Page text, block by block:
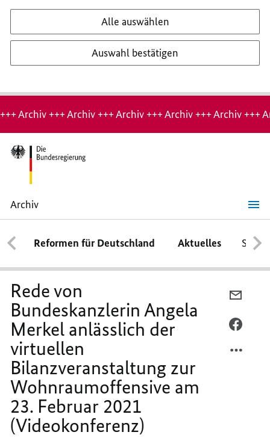
Alle auswählen
Auswahl bestätigen
Hinweis:
Archiv-
Seite
+++ Archiv +++ Archiv +++ Archiv +++ Archiv +++ Archiv +++
Archiv
Rede
von
Bundeskanzlerin
Angela
Merkel
anlässlich
der
virtuellen
Bilanzveranstaltung
zur
Wohnraumoffensive
am
23.
Februar
2021
(Videokonferenz)
Reformen für Deutschland Aktuelles
Rede von
Bundeskanzlerin Angela
Merkel anlässlich der
virtuellen
Bilanzveranstaltung zur
Wohnraumoffensive am
23. Februar 2021
(Videokonferenz)